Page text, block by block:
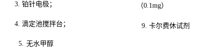
3. 铂针电极；
4. 滴定池搅拌台；
5. 无水甲醇
（0.1mg）
9. 卡尔费休试剂